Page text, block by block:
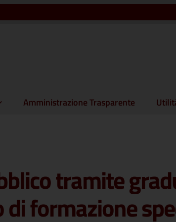
Amministrazione Trasparente
tramite
formazione